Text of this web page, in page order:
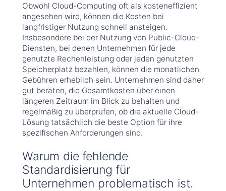
Obwohl Cloud-Computing oft als kosteneffizient
angesehen wird, können die Kosten bei
langfristiger Nutzung schnell ansteigen.
Insbesondere bei der Nutzung von Public-Cloud-
Diensten, bei denen Unternehmen für jede
genutzte Rechenleistung oder jeden genutzten
Speicherplatz bezahlen, können die monatlichen
Gebühren erheblich sein. Unternehmen sind daher
gut beraten, die Gesamtkosten über einen
längeren Zeitraum im Blick zu behalten und
regelmäßig zu überprüfen, ob die aktuelle Cloud-
Lösung tatsächlich die beste Option für ihre
spezifischen Anforderungen sind.
Warum die fehlende
Standardisierung für
Unternehmen problematisch ist.